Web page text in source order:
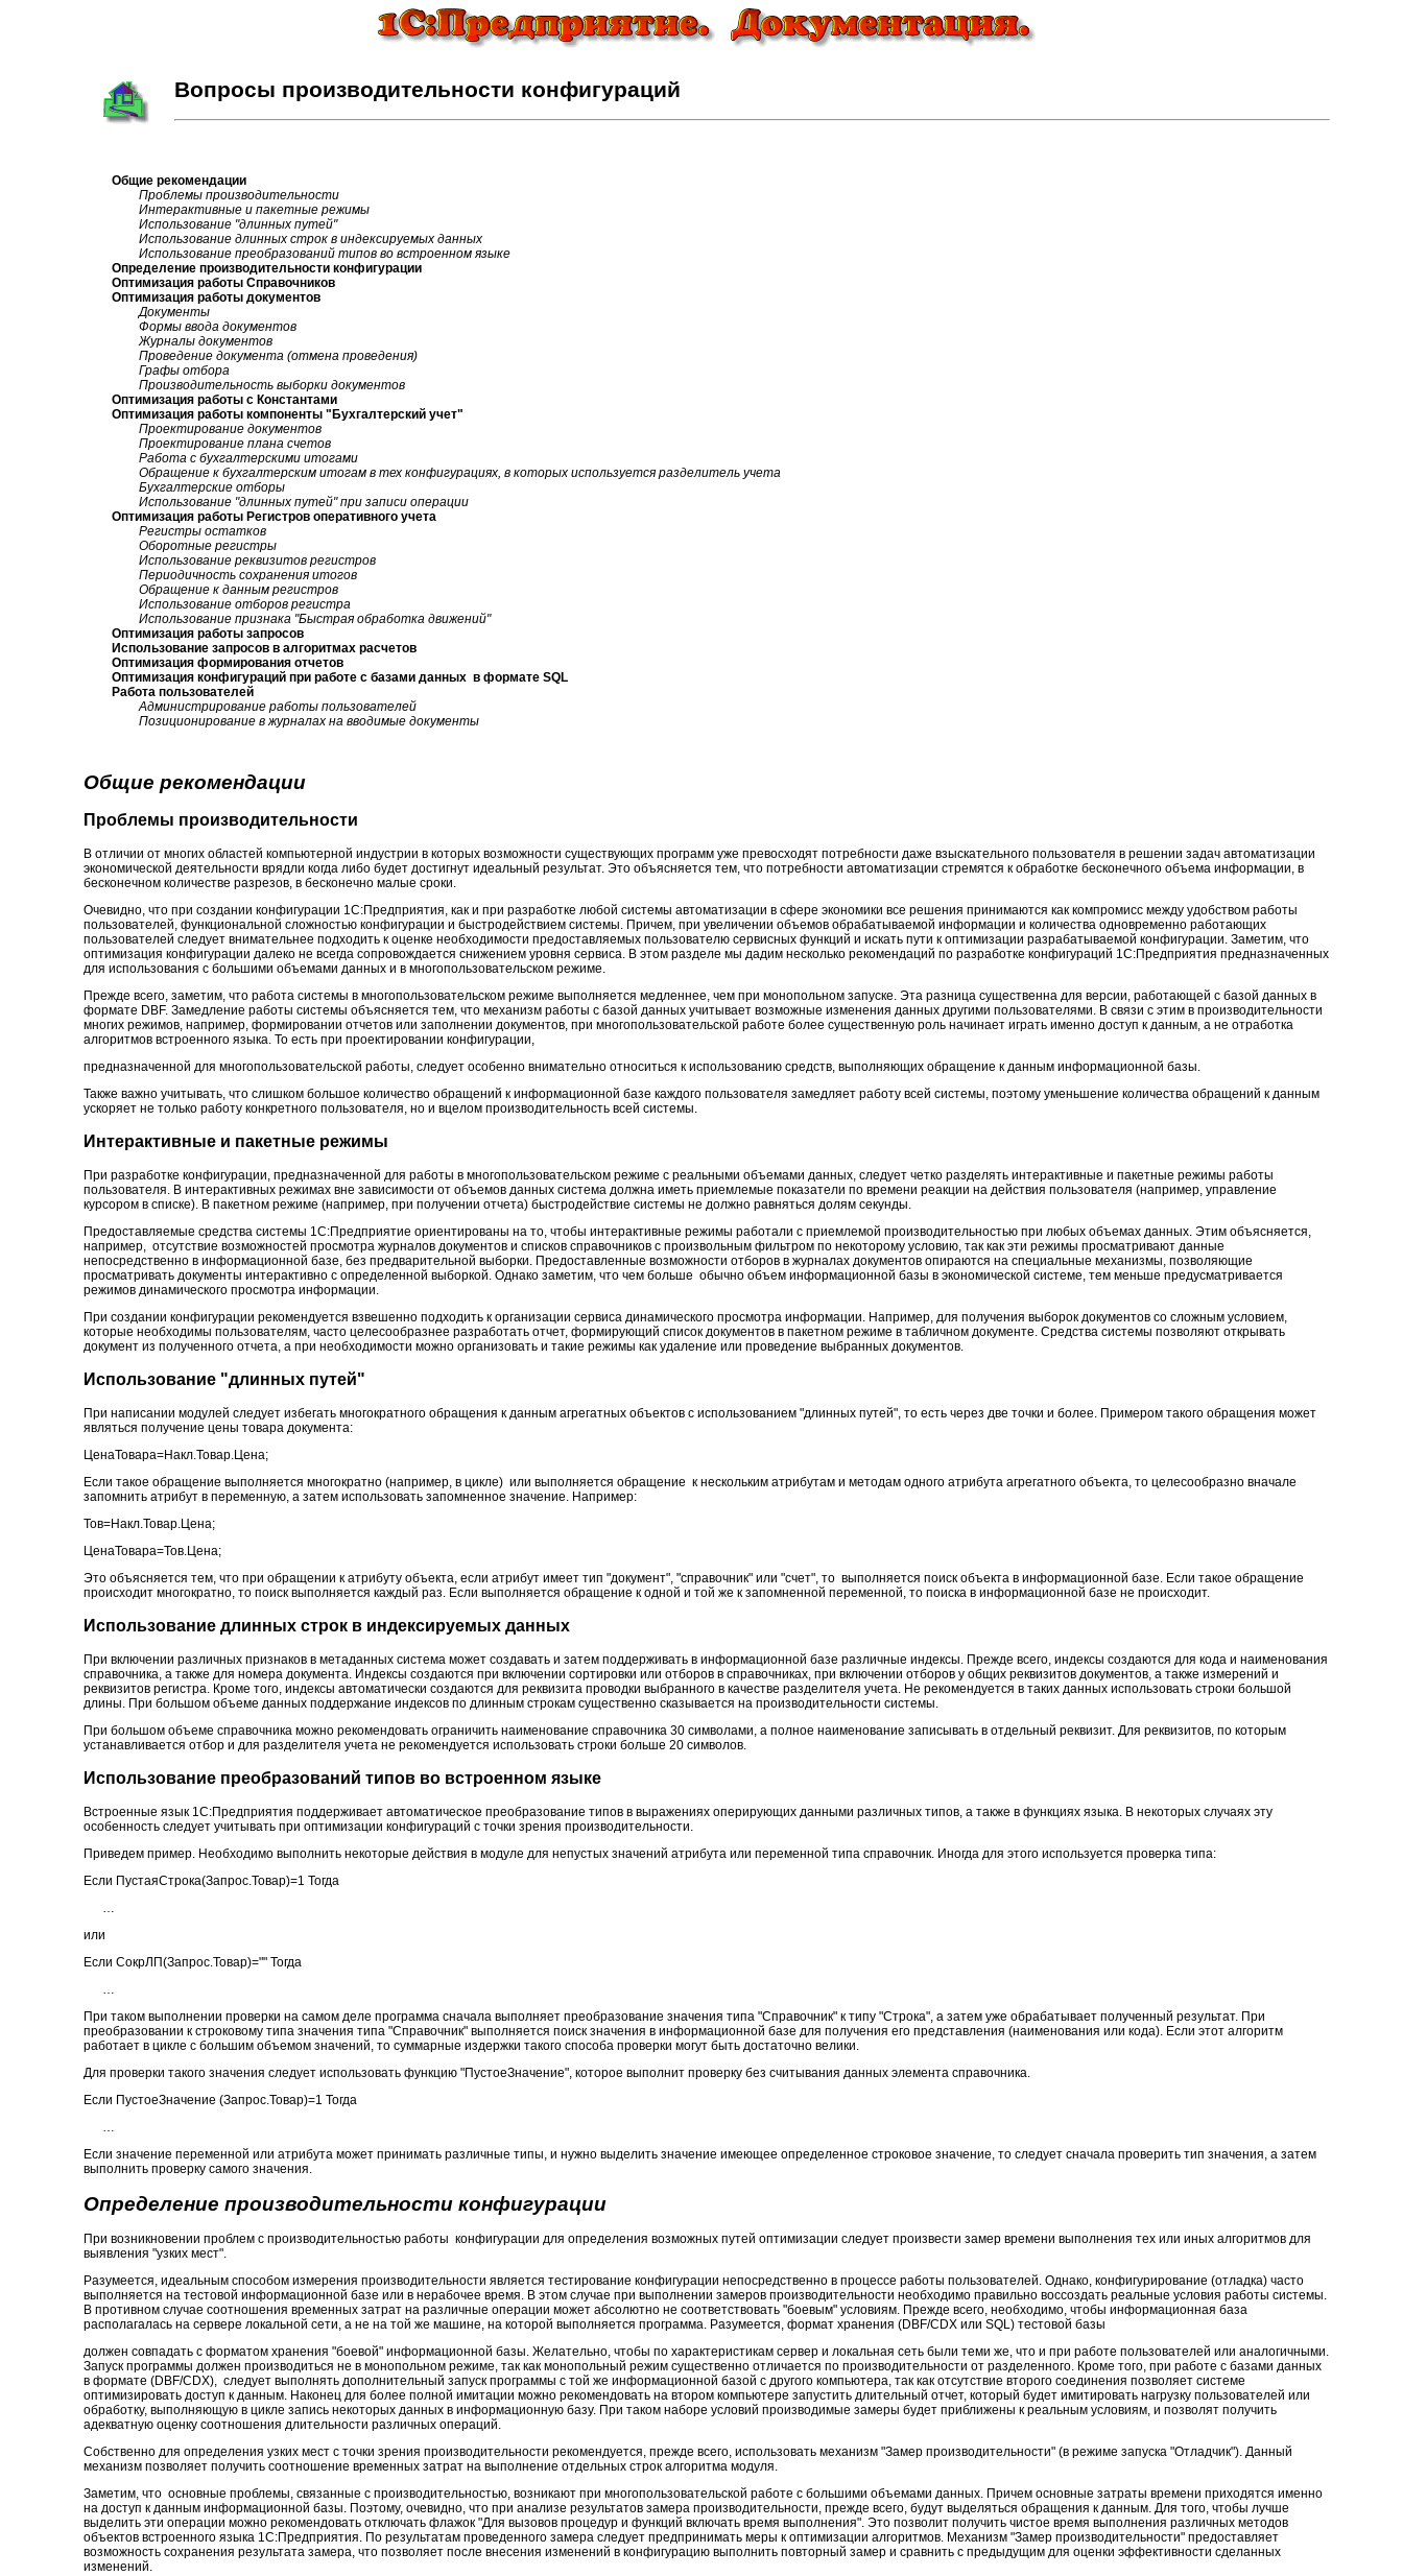
Вопросы производительности конфигураций
Общие рекомендации
Проблемы производительности
Интерактивные и пакетные режимы
Использование "длинных путей"
Использование длинных строк в индексируемых данных
Использование преобразований типов во встроенном языке
Определение производительности конфигурации
Оптимизация работы Справочников
Оптимизация работы документов
Документы
Формы ввода документов
Журналы документов
Проведение документа (отмена проведения)
Графы отбора
Производительность выборки документов
Оптимизация работы с Константами
Оптимизация работы компоненты "Бухгалтерский учет"
Проектирование документов
Проектирование плана счетов
Работа с бухгалтерскими итогами
Обращение к бухгалтерским итогам в тех конфигурациях, в которых используется разделитель учета
Бухгалтерские отборы
Использование "длинных путей" при записи операции
Оптимизация работы Регистров оперативного учета
Регистры остатков
Оборотные регистры
Использование реквизитов регистров
Периодичность сохранения итогов
Обращение к данным регистров
Использование отборов регистра
Использование признака "Быстрая обработка движений"
Оптимизация работы запросов
Использование запросов в алгоритмах расчетов
Оптимизация формирования отчетов
Оптимизация конфигураций при работе с базами данных в формате SQL
Работа пользователей
Администрирование работы пользователей
Позиционирование в журналах на вводимые документы
Общие рекомендации
Проблемы производительности
В отличии от многих областей компьютерной индустрии в которых возможности существующих программ уже превосходят потребности даже взыскательного пользователя в решении задач автоматизации
экономической деятельности врядли когда либо будет достигнут идеальный результат. Это объясняется тем, что потребности автоматизации стремятся к обработке бесконечного объема информации, в
бесконечном количестве разрезов, в бесконечно малые сроки.
Очевидно, что при создании конфигурации 1С:Предприятия, как и при разработке любой системы автоматизации в сфере экономики все решения принимаются как компромисс между удобством работы
пользователей, функциональной сложностью конфигурации и быстродействием системы. Причем, при увеличении объемов обрабатываемой информации и количества одновременно работающих
пользователей следует внимательнее подходить к оценке необходимости предоставляемых пользователю сервисных функций и искать пути к оптимизации разрабатываемой конфигурации. Заметим, что
оптимизация конфигурации далеко не всегда сопровождается снижением уровня сервиса. В этом разделе мы дадим несколько рекомендаций по разработке конфигураций 1С:Предприятия предназначенных
для использования с большими объемами данных и в многопользовательском режиме.
Прежде всего, заметим, что работа системы в многопользовательском режиме выполняется медленнее, чем при монопольном запуске. Эта разница существенна для версии, работающей с базой данных в
формате DBF. Замедление работы системы объясняется тем, что механизм работы с базой данных учитывает возможные изменения данных другими пользователями. В связи с этим в производительности
многих режимов, например, формировании отчетов или заполнении документов, при многопользовательской работе более существенную роль начинает играть именно доступ к данным, а не отработка
алгоритмов встроенного языка. То есть при проектировании конфигурации,
предназначенной для многопользовательской работы, следует особенно внимательно относиться к использованию средств, выполняющих обращение к данным информационной базы.
Также важно учитывать, что слишком большое количество обращений к информационной базе каждого пользователя замедляет работу всей системы, поэтому уменьшение количества обращений к данным
ускоряет не только работу конкретного пользователя, но и вцелом производительность всей системы.
Интерактивные и пакетные режимы
При разработке конфигурации, предназначенной для работы в многопользовательском режиме с реальными объемами данных, следует четко разделять интерактивные и пакетные режимы работы
пользователя. В интерактивных режимах вне зависимости от объемов данных система должна иметь приемлемые показатели по времени реакции на действия пользователя (например, управление
курсором в списке). В пакетном режиме (например, при получении отчета) быстродействие системы не должно равняться долям секунды.
Предоставляемые средства системы 1C:Предприятие ориентированы на то, чтобы интерактивные режимы работали с приемлемой производительностью при любых объемах данных. Этим объясняется,
например, отсутствие возможностей просмотра журналов документов и списков справочников с произвольным фильтром по некоторому условию, так как эти режимы просматривают данные
непосредственно в информационной базе, без предварительной выборки. Предоставленные возможности отборов в журналах документов опираются на специальные механизмы, позволяющие
просматривать документы интерактивно с определенной выборкой. Однако заметим, что чем больше обычно объем информационной базы в экономической системе, тем меньше предусматривается
режимов динамического просмотра информации.
При создании конфигурации рекомендуется взвешенно подходить к организации сервиса динамического просмотра информации. Например, для получения выборок документов со сложным условием,
которые необходимы пользователям, часто целесообразнее разработать отчет, формирующий список документов в пакетном режиме в табличном документе. Средства системы позволяют открывать
документ из полученного отчета, а при необходимости можно организовать и такие режимы как удаление или проведение выбранных документов.
Использование "длинных путей"
При написании модулей следует избегать многократного обращения к данным агрегатных объектов с использованием "длинных путей", то есть через две точки и более. Примером такого обращения может
являться получение цены товара документа:
ЦенаТовара=Накл.Товар.Цена;
Если такое обращение выполняется многократно (например, в цикле) или выполняется обращение к нескольким атрибутам и методам одного атрибута агрегатного объекта, то целесообразно вначале
запомнить атрибут в переменную, а затем использовать запомненное значение. Например:
Тов=Накл.Товар.Цена;
ЦенаТовара=Тов.Цена;
Это объясняется тем, что при обращении к атрибуту объекта, если атрибут имеет тип "документ", "справочник" или "счет", то выполняется поиск объекта в информационной базе. Если такое обращение
происходит многократно, то поиск выполняется каждый раз. Если выполняется обращение к одной и той же к запомненной переменной, то поиска в информационной базе не происходит.
Использование длинных строк в индексируемых данных
При включении различных признаков в метаданных система может создавать и затем поддерживать в информационной базе различные индексы. Прежде всего, индексы создаются для кода и наименования
справочника, а также для номера документа. Индексы создаются при включении сортировки или отборов в справочниках, при включении отборов у общих реквизитов документов, а также измерений и
реквизитов регистра. Кроме того, индексы автоматически создаются для реквизита проводки выбранного в качестве разделителя учета. Не рекомендуется в таких данных использовать строки большой
длины. При большом объеме данных поддержание индексов по длинным строкам существенно сказывается на производительности системы.
При большом объеме справочника можно рекомендовать ограничить наименование справочника 30 символами, а полное наименование записывать в отдельный реквизит. Для реквизитов, по которым
устанавливается отбор и для разделителя учета не рекомендуется использовать строки больше 20 символов.
Использование преобразований типов во встроенном языке
Встроенные язык 1С:Предприятия поддерживает автоматическое преобразование типов в выражениях оперирующих данными различных типов, а также в функциях языка. В некоторых случаях эту
особенность следует учитывать при оптимизации конфигураций с точки зрения производительности.
Приведем пример. Необходимо выполнить некоторые действия в модуле для непустых значений атрибута или переменной типа справочник. Иногда для этого используется проверка типа:
Если ПустаяСтрока(Запрос.Товар)=1 Тогда
…
или
Если СокрЛП(Запрос.Товар)="" Тогда
…
При таком выполнении проверки на самом деле программа сначала выполняет преобразование значения типа "Справочник" к типу "Строка", а затем уже обрабатывает полученный результат. При
преобразовании к строковому типа значения типа "Справочник" выполняется поиск значения в информационной базе для получения его представления (наименования или кода). Если этот алгоритм
работает в цикле с большим объемом значений, то суммарные издержки такого способа проверки могут быть достаточно велики.
Для проверки такого значения следует использовать функцию "ПустоеЗначение", которое выполнит проверку без считывания данных элемента справочника.
Если ПустоеЗначение (Запрос.Товар)=1 Тогда
…
Если значение переменной или атрибута может принимать различные типы, и нужно выделить значение имеющее определенное строковое значение, то следует сначала проверить тип значения, а затем
выполнить проверку самого значения.
Определение производительности конфигурации
При возникновении проблем с производительностью работы конфигурации для определения возможных путей оптимизации следует произвести замер времени выполнения тех или иных алгоритмов для
выявления "узких мест".
Разумеется, идеальным способом измерения производительности является тестирование конфигурации непосредственно в процессе работы пользователей. Однако, конфигурирование (отладка) часто
выполняется на тестовой информационной базе или в нерабочее время. В этом случае при выполнении замеров производительности необходимо правильно воссоздать реальные условия работы системы.
В противном случае соотношения временных затрат на различные операции может абсолютно не соответствовать "боевым" условиям. Прежде всего, необходимо, чтобы информационная база
располагалась на сервере локальной сети, а не на той же машине, на которой выполняется программа. Разумеется, формат хранения (DBF/CDX или SQL) тестовой базы
должен совпадать с форматом хранения "боевой" информационной базы. Желательно, чтобы по характеристикам сервер и локальная сеть были теми же, что и при работе пользователей или аналогичными.
Запуск программы должен производиться не в монопольном режиме, так как монопольный режим существенно отличается по производительности от разделенного. Кроме того, при работе с базами данных
в формате (DBF/CDX), следует выполнять дополнительный запуск программы с той же информационной базой с другого компьютера, так как отсутствие второго соединения позволяет системе
оптимизировать доступ к данным. Наконец для более полной имитации можно рекомендовать на втором компьютере запустить длительный отчет, который будет имитировать нагрузку пользователей или
обработку, выполняющую в цикле запись некоторых данных в информационную базу. При таком наборе условий производимые замеры будет приближены к реальным условиям, и позволят получить
адекватную оценку соотношения длительности различных операций.
Собственно для определения узких мест с точки зрения производительности рекомендуется, прежде всего, использовать механизм "Замер производительности" (в режиме запуска "Отладчик"). Данный
механизм позволяет получить соотношение временных затрат на выполнение отдельных строк алгоритма модуля.
Заметим, что основные проблемы, связанные с производительностью, возникают при многопользовательской работе с большими объемами данных. Причем основные затраты времени приходятся именно
на доступ к данным информационной базы. Поэтому, очевидно, что при анализе результатов замера производительности, прежде всего, будут выделяться обращения к данным. Для того, чтобы лучше
выделить эти операции можно рекомендовать отключать флажок "Для вызовов процедур и функций включать время выполнения". Это позволит получить чистое время выполнения различных методов
объектов встроенного языка 1С:Предприятия. По результатам проведенного замера следует предпринимать меры к оптимизации алгоритмов. Механизм "Замер производительности" предоставляет
возможность сохранения результата замера, что позволяет после внесения изменений в конфигурацию выполнить повторный замер и сравнить с предыдущим для оценки эффективности сделанных
изменений.